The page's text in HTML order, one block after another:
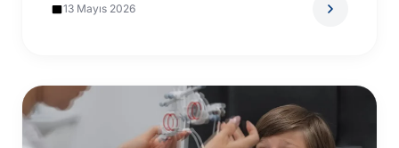
13 Mayıs 2026